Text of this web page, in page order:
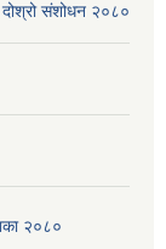
दोश्रो संशोधन २०८०
२०८०